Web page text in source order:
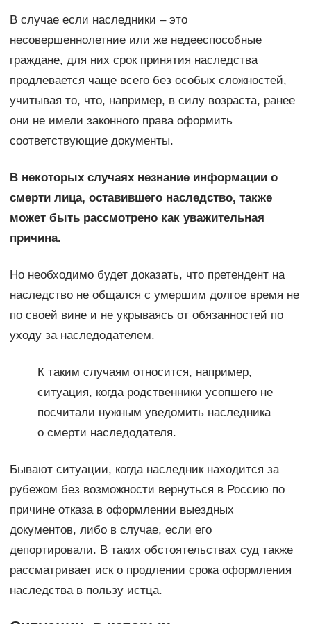
В случае если наследники – это
несовершеннолетние или же недееспособные
граждане, для них срок принятия наследства
продлевается чаще всего без особых сложностей,
учитывая то, что, например, в силу возраста, ранее
они не имели законного права оформить
соответствующие документы.
В некоторых случаях незнание информации о
смерти лица, оставившего наследство, также
может быть рассмотрено как уважительная
причина.
Но необходимо будет доказать, что претендент на
наследство не общался с умершим долгое время не
по своей вине и не укрываясь от обязанностей по
уходу за наследодателем.
К таким случаям относится, например,
ситуация, когда родственники усопшего не
посчитали нужным уведомить наследника
о смерти наследодателя.
Бывают ситуации, когда наследник находится за
рубежом без возможности вернуться в Россию по
причине отказа в оформлении выездных
документов, либо в случае, если его
депортировали. В таких обстоятельствах суд также
рассматривает иск о продлении срока оформления
наследства в пользу истца.